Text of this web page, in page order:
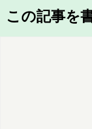
この記事を